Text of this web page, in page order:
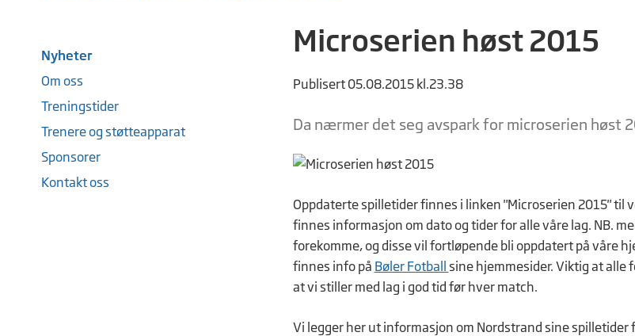
Nyheter
Om oss
Treningstider
Trenere og støtteapparat
Sponsorer
Kontakt oss
Microserien høst 2015
Publisert 05.08.2015 kl.23.38
Da nærmer det seg avspark for microserien høst
Oppdaterte spilletider finnes i linken "Microserien 2015" til
finnes informasjon om dato og tider for alle våre lag. NB.
forekomme, og disse vil fortløpende bli oppdatert på våre
finnes info på Bøler Fotball sine hjemmesider. Viktig at alle
at vi stiller med lag i god tid før hver match.
Vi legger her ut informasjon om Nordstrand sine